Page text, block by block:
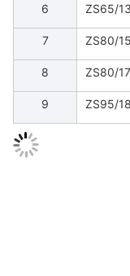
6 ZS65/
7 ZS80/
8 ZS80/
9 ZS95/